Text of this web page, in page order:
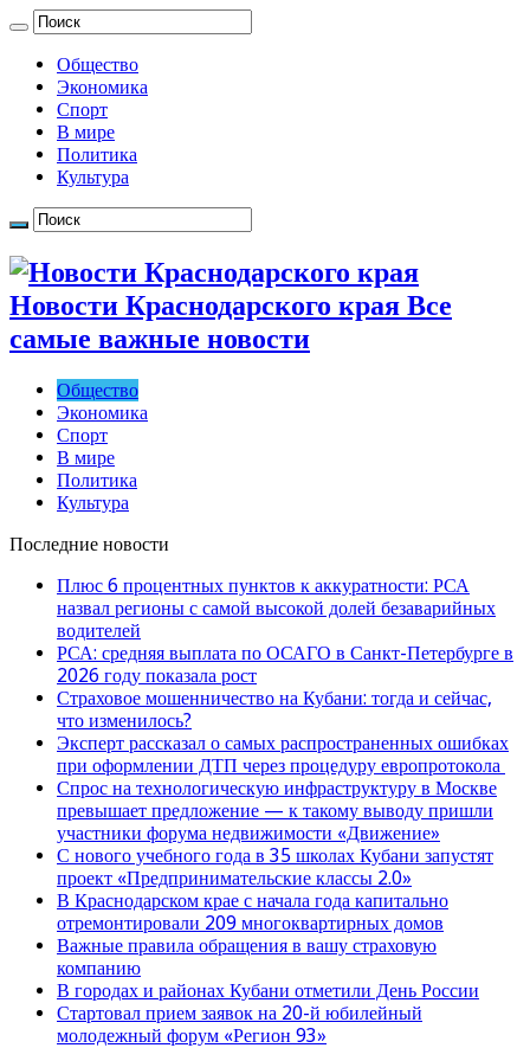
Общество
Экономика
Спорт
В мире
Политика
Культура
Новости Краснодарского края Все
самые важные новости
Общество
Экономика
Спорт
В мире
Политика
Культура
Последние новости
Плюс 6 процентных пунктов к аккуратности: РСА
назвал регионы с самой высокой долей безаварийных
водителей
РСА: средняя выплата по ОСАГО в Санкт-Петербурге в
2026 году показала рост
Страховое мошенничество на Кубани: тогда и сейчас,
что изменилось?
Эксперт рассказал о самых распространенных ошибках
при оформлении ДТП через процедуру европротокола
Спрос на технологическую инфраструктуру в Москве
превышает предложение — к такому выводу пришли
участники форума недвижимости «Движение»
С нового учебного года в 35 школах Кубани запустят
проект «Предпринимательские классы 2.0»
В Краснодарском крае с начала года капитально
отремонтировали 209 многоквартирных домов
Важные правила обращения в вашу страховую
компанию
В городах и районах Кубани отметили День России
Стартовал прием заявок на 20-й юбилейный
молодежный форум «Регион 93»